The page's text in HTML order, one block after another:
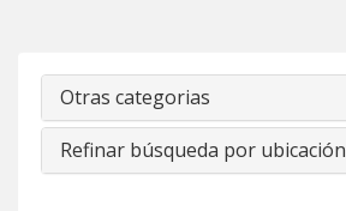
Otras categorias
Refinar búsqueda por ubicación